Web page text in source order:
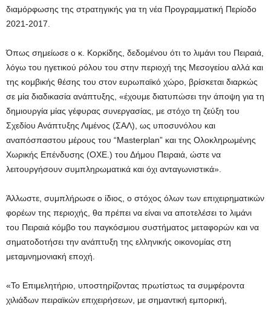
διαμόρφωσης της στρατηγικής για τη νέα Προγραμματική Περίοδο
2021-2017.
Όπως σημείωσε ο κ. Κορκίδης, δεδομένου ότι το λιμάνι του Πειραιά,
λόγω του ηγετικού ρόλου του στην περιοχή της Μεσογείου αλλά και
της κομβικής θέσης του στον ευρωπαϊκό χώρο, βρίσκεται διαρκώς
σε μία διαδικασία ανάπτυξης, «έχουμε διατυπώσει την άποψη για τη
δημιουργία μίας γέφυρας συνεργασίας, με στόχο τη ζεύξη του
Σχεδίου Ανάπτυξης Λιμένος (ΣΑΛ), ως υποσυνόλου και
αναπόσπαστου μέρους του “Masterplan” και της Ολοκληρωμένης
Χωρικής Επένδυσης (ΟΧΕ.) του Δήμου Πειραιά, ώστε να
λειτουργήσουν συμπληρωματικά και όχι ανταγωνιστικά».
Άλλωστε, συμπλήρωσε ο ίδιος, ο στόχος όλων των επιχειρηματικών
φορέων της περιοχής, θα πρέπει να είναι να αποτελέσει το λιμάνι
του Πειραιά κόμβο του παγκόσμιου συστήματος μεταφορών και να
σηματοδοτήσει την ανάπτυξη της ελληνικής οικονομίας στη
μεταμνημονιακή εποχή.
«Το Επιμελητήριο, υποστηρίζοντας πρωτίστως τα συμφέροντα
χιλιάδων πειραϊκών επιχειρήσεων, με σημαντική εμπορική,